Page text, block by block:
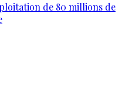
de 80 millions de